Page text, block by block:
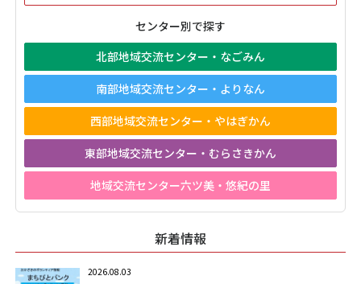
センター別で探す
北部地域交流センター・なごみん
南部地域交流センター・よりなん
西部地域交流センター・やはぎかん
東部地域交流センター・むらさきかん
地域交流センター六ツ美・悠紀の里
新着情報
2026.08.03